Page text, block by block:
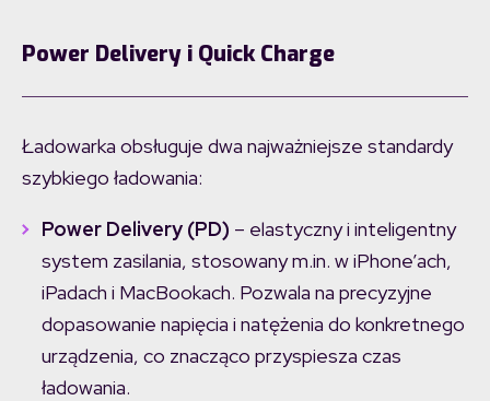
Power Delivery i Quick Charge
Ładowarka obsługuje dwa najważniejsze standardy
szybkiego ładowania:
Power Delivery (PD) – elastyczny i inteligentny
system zasilania, stosowany m.in. w iPhone’ach,
iPadach i MacBookach. Pozwala na precyzyjne
dopasowanie napięcia i natężenia do konkretnego
urządzenia, co znacząco przyspiesza czas
ładowania.